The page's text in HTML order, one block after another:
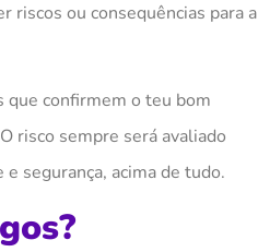
riscos ou consequências para a
que confirmem o teu bom
risco sempre será avaliado
segurança, acima de tudo.